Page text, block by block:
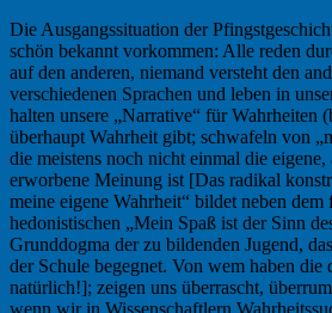
Die Ausgangssituation der
schön bekannt vorkommen: Alle reden
auf den anderen, niemand versteht den
verschiedenen Sprachen und leben in
halten unsere „Narrative“ für Wahrheiten
überhaupt Wahrheit gibt; schwafeln von
die meistens noch nicht einmal die eigene,
erworbene Meinung ist [Das radikal
meine eigene Wahrheit“ bildet neben dem
hedonistischen „Mein Spaß ist der Sinn
Grunddogma der zu bildenden Jugend,
der Schule begegnet. Von wem haben die
natürlich!]; zeigen uns überrascht,
wenn wir in Wissenschaftlern